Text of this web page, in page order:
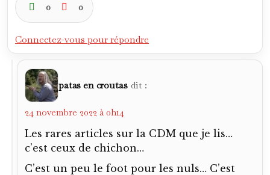
0 0
Connectez-vous pour répondre
patas en croutas dit :
24 novembre 2022 à 0h14
Les rares articles sur la CDM que je lis…
c’est ceux de chichon…
C’est un peu le foot pour les nuls… C’est